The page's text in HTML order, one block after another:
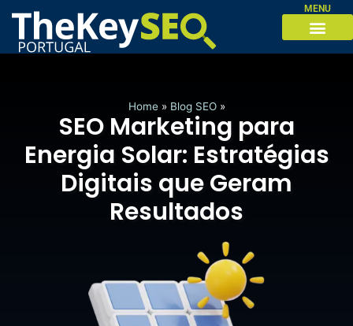
MENU
Home» Blog SEO»
SEO Marketing para
Energia Solar: Estratégias
Digitais que Geram
Resultados